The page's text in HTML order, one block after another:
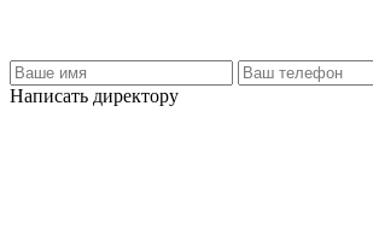
Написать директору